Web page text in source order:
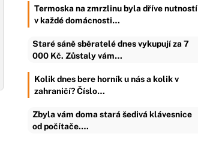
Termoska na zmrzlinu byla dříve nutností
v každé domácnosti…
Staré sáně sběratelé dnes vykupují za 7
000 Kč. Zůstaly vám…
Kolik dnes bere horník u nás a kolik v
zahraničí? Číslo…
Zbyla vám doma stará šedivá klávesnice
od počítače.…